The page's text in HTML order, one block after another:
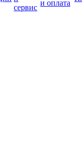
сервис
и оплата